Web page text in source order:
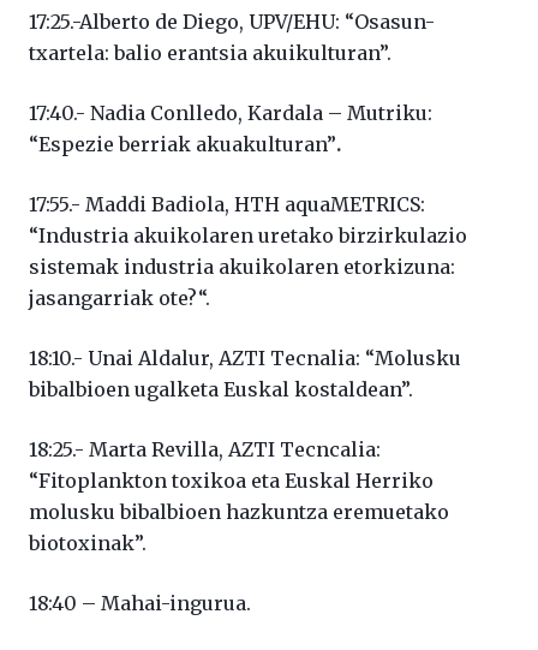
17:25.-Alberto de Diego, UPV/EHU: “Osasun-
txartela: balio erantsia akuikulturan”.
17:40.- Nadia Conlledo, Kardala – Mutriku:
“Espezie berriak akuakulturan”.
17:55.- Maddi Badiola, HTH aquaMETRICS:
“Industria akuikolaren uretako birzirkulazio
sistemak industria akuikolaren etorkizuna:
jasangarriak ote?“.
18:10.- Unai Aldalur, AZTI Tecnalia: “Molusku
bibalbioen ugalketa Euskal kostaldean”.
18:25.- Marta Revilla, AZTI Tecncalia:
“Fitoplankton toxikoa eta Euskal Herriko
molusku bibalbioen hazkuntza eremuetako
biotoxinak”.
18:40 – Mahai-ingurua.